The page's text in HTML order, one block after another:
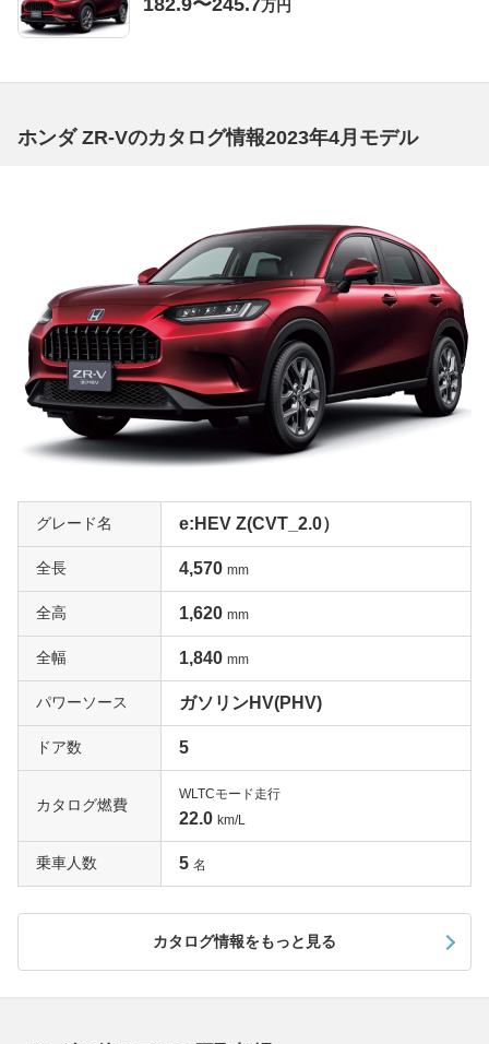
182.9〜245.7万円
ホンダ ZR-Vのカタログ情報2023年4月モデル
グレード名 e:HEV Z(CVT_2.0）
全長 4,570 mm
全高 1,620 mm
全幅 1,840 mm
パワーソース ガソリンHV(PHV)
ドア数 5
カタログ燃費
WLTCモード走行
22.0 km/L
乗車人数 5 名
カタログ情報をもっと見る